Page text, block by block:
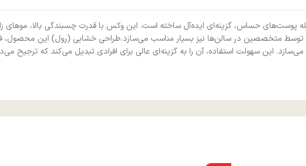
پوست‌های حساس، گزینه‌ای ایده‌آل ساخته است. این وکس با قدرت چسبندگی بالا، موهای
توسط متخصصین در سالن‌ها نیز بسیار مناسب می‌سازد.طراحی خشابی (رول) این محصول،
این سهولت استفاده، آن را به گزینه‌ای عالی برای افرادی تبدیل می‌کند که ترجیح